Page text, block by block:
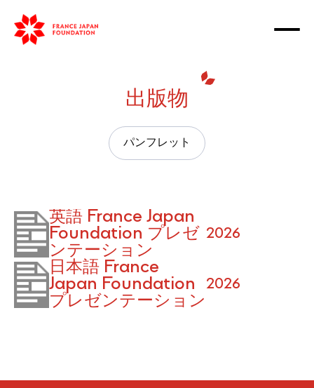
出版物
パンフレット
英語 France Japan
Foundation プレゼ
ンテーション
2026
日本語 France
Japan Foundation
プレゼンテーション
2026